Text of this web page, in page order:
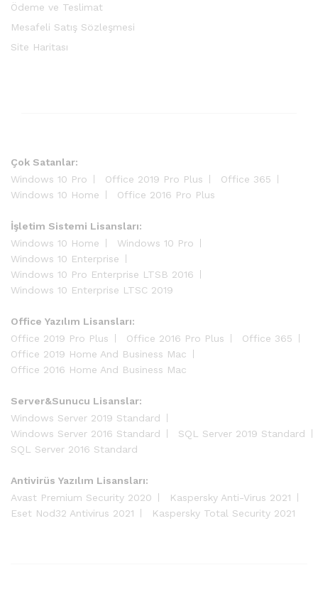
Ödeme ve Teslimat
Mesafeli Satış Sözleşmesi
Site Haritası
Çok Satanlar:
Windows 10 Pro
Office 2019 Pro Plus
Office 365
Windows 10 Home
Office 2016 Pro Plus
İşletim Sistemi Lisansları:
Windows 10 Home
Windows 10 Pro
Windows 10 Enterprise
Windows 10 Pro Enterprise LTSB 2016
Windows 10 Enterprise LTSC 2019
Office Yazılım Lisansları:
Office 2019 Pro Plus
Office 2016 Pro Plus
Office 365
Office 2019 Home And Business Mac
Office 2016 Home And Business Mac
Server&Sunucu Lisanslar:
Windows Server 2019 Standard
Windows Server 2016 Standard
SQL Server 2019 Standard
SQL Server 2016 Standard
Antivirüs Yazılım Lisansları:
Avast Premium Security 2020
Kaspersky Anti-Virus 2021
Eset Nod32 Antivirus 2021
Kaspersky Total Security 2021